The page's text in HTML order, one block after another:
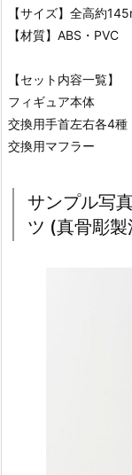
【サイズ】全高約
【材質】ABS・PVC
【セット内容一覧】
フィギュア本体
交換用手首左右各4種
交換用マフラー
サンプル写
ツ (真骨彫